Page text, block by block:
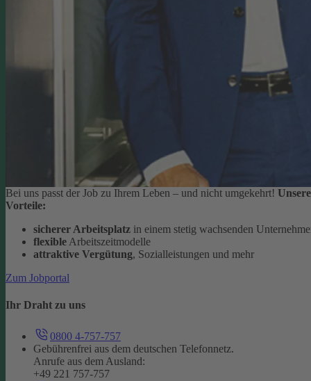
Bei uns passt der Job zu Ihrem Leben – und nicht umgekehrt! Unsere
Vorteile:
sicherer Arbeitsplatz in einem stetig wachsenden
flexible Arbeitszeitmodelle
attraktive Vergütung, Sozialleistungen und mehr
Zum Jobportal
Ihr Draht zu uns
0800 4-757-757
Gebührenfrei aus dem deutschen Telefonnetz.
Anrufe aus dem Ausland:
+49 221 757-757